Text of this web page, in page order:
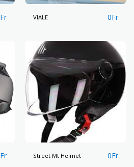
Fr VIALE 0Fr
Fr Street Mt Helmet 0Fr